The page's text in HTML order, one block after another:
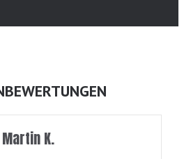
Martin K.